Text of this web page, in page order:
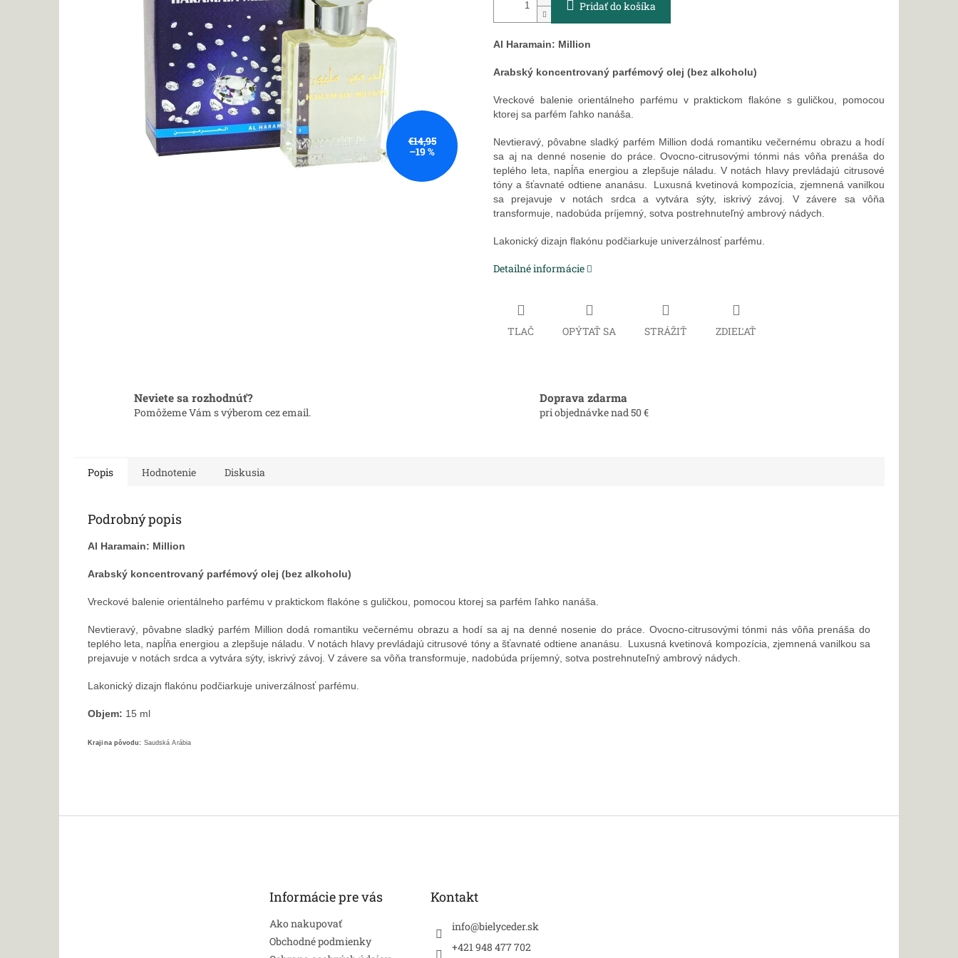
€14,95
–19 %
Pridať do košíka
Al Haramain: Million
Arabský koncentrovaný parfémový olej (bez alkoholu)
Vreckové balenie orientálneho parfému v praktickom flakóne s guličkou, pomocou
ktorej sa parfém ľahko nanáša.
Nevtieravý, pôvabne sladký parfém Million dodá romantiku večernému obrazu a hodí
sa aj na denné nosenie do práce. Ovocno-citrusovými tónmi nás vôňa prenáša do
teplého leta, napĺňa energiou a zlepšuje náladu. V notách hlavy prevládajú citrusové
tóny a šťavnaté odtiene ananásu. Luxusná kvetinová kompozícia, zjemnená vanilkou
sa prejavuje v notách srdca a vytvára sýty, iskrivý závoj. V závere sa vôňa
transformuje, nadobúda príjemný, sotva postrehnuteľný ambrový nádych.
Lakonický dizajn flakónu podčiarkuje univerzálnosť parfému.
Detailné informácie
TLAČ OPÝTAŤ SA STRÁŽIŤ ZDIEĽAŤ
Neviete sa rozhodnúť?
Pomôžeme Vám s výberom cez email.
Doprava zdarma
pri objednávke nad 50 €
Popis Hodnotenie Diskusia
Podrobný popis
Al Haramain: Million
Arabský koncentrovaný parfémový olej (bez alkoholu)
Vreckové balenie orientálneho parfému v praktickom flakóne s guličkou, pomocou ktorej sa parfém ľahko nanáša.
Nevtieravý, pôvabne sladký parfém Million dodá romantiku večernému obrazu a hodí sa aj na denné nosenie do práce. Ovocno-citrusovými tónmi nás vôňa prenáša do
teplého leta, napĺňa energiou a zlepšuje náladu. V notách hlavy prevládajú citrusové tóny a šťavnaté odtiene ananásu. Luxusná kvetinová kompozícia, zjemnená vanilkou sa
prejavuje v notách srdca a vytvára sýty, iskrivý závoj. V závere sa vôňa transformuje, nadobúda príjemný, sotva postrehnuteľný ambrový nádych.
Lakonický dizajn flakónu podčiarkuje univerzálnosť parfému.
Objem: 15 ml
Krajina pôvodu: Saudská Arábia
Informácie pre vás
Ako nakupovať
Obchodné podmienky
Kontakt
info@bielyceder.sk
+421 948 477 702